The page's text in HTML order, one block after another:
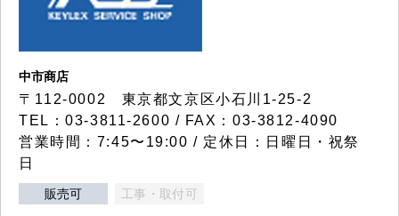
中市商店
〒112-0002 東京都文京区小石川1-25-2
TEL：03-3811-2600 / FAX：03-3812-4090
営業時間：7:45〜19:00 / 定休日：日曜日・祝祭
日
販売可 工事・取付可